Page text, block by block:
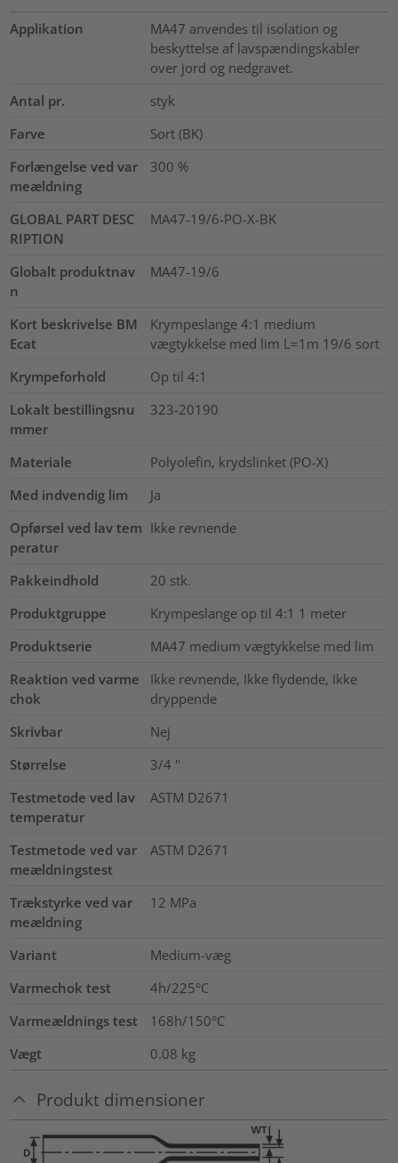
Applikation
MA47 anvendes til isolation og
beskyttelse af lavspændingskabler
over jord og nedgravet.
Antal pr.
styk
Farve
Sort (BK)
Forlængelse ved var
meældning
300 %
GLOBAL PART DESC
RIPTION
MA47-19/6-PO-X-BK
Globalt produktnav
n
MA47-19/6
Kort beskrivelse BM
Ecat
Krympeslange 4:1 medium
vægtykkelse med lim L=1m 19/6 sort
Krympeforhold
Op til 4:1
Lokalt bestillingsnu
mmer
323-20190
Materiale
Polyolefin, krydslinket (PO-X)
Med indvendig lim
Ja
Opførsel ved lav tem
peratur
Ikke revnende
Pakkeindhold 20 stk.
Produktgruppe
Krympeslange op til 4:1 1 meter
Produktserie
MA47 medium vægtykkelse med lim
Reaktion ved varme
chok
Ikke revnende, Ikke flydende, Ikke
dryppende
Skrivbar
Nej
Størrelse
3/4 "
Testmetode ved lav
temperatur
ASTM D2671
Testmetode ved var
meældningstest
ASTM D2671
Trækstyrke ved var
meældning
12 MPa
Variant
Medium-væg
Varmechok test
4h/225°C
Varmeældnings test
168h/150°C
Vægt
0.08 kg
Produkt dimensioner